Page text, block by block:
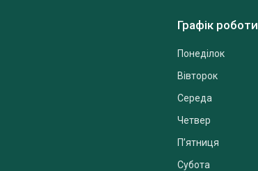
Графік роботи
Понеділок
Вівторок
Середа
Четвер
Пʼятниця
Субота